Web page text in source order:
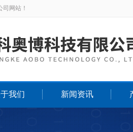
网站！
我们 新闻资讯